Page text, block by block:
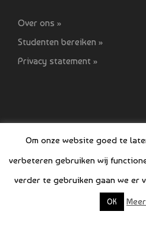
Over ons »
Studenten bereiken »
Privacy statement »
© COPYRIGHT SI GIDS 2021-2022
Om onze website goed te
verbeteren gebruiken wij
verder te gebruiken gaan we er
OK